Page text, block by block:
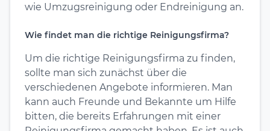
wie Umzugsreinigung oder Endreinigung an.
Wie findet man die richtige Reinigungsfirma?
Um die richtige Reinigungsfirma zu finden,
sollte man sich zunächst über die
verschiedenen Angebote informieren. Man
kann auch Freunde und Bekannte um Hilfe
bitten, die bereits Erfahrungen mit einer